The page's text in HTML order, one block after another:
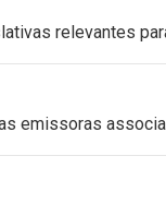
relevantes
emissoras